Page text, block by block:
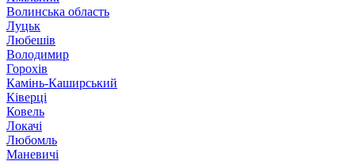
Волинська область
Луцьк
Любешів
Володимир
Горохів
Камінь-Каширський
Ківерці
Ковель
Локачі
Любомль
Маневичі